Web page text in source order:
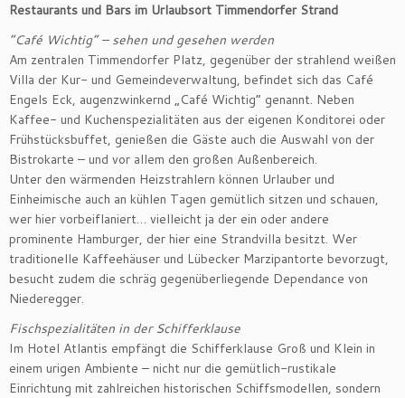
Restaurants und Bars im Urlaubsort Timmendorfer Strand
“Café Wichtig“ – sehen und gesehen werden
Am zentralen Timmendorfer Platz, gegenüber der strahlend weißen
Villa der Kur- und Gemeindeverwaltung, befindet sich das Café
Engels Eck, augenzwinkernd „Café Wichtig“ genannt. Neben
Kaffee- und Kuchenspezialitäten aus der eigenen Konditorei oder
Frühstücksbuffet, genießen die Gäste auch die Auswahl von der
Bistrokarte – und vor allem den großen Außenbereich.
Unter den wärmenden Heizstrahlern können Urlauber und
Einheimische auch an kühlen Tagen gemütlich sitzen und schauen,
wer hier vorbeiflaniert… vielleicht ja der ein oder andere
prominente Hamburger, der hier eine Strandvilla besitzt. Wer
traditionelle Kaffeehäuser und Lübecker Marzipantorte bevorzugt,
besucht zudem die schräg gegenüberliegende Dependance von
Niederegger.
Fischspezialitäten in der Schifferklause
Im Hotel Atlantis empfängt die Schifferklause Groß und Klein in
einem urigen Ambiente – nicht nur die gemütlich-rustikale
Einrichtung mit zahlreichen historischen Schiffsmodellen, sondern